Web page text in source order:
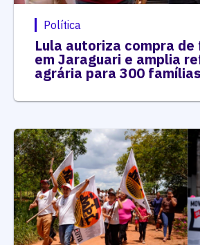
Política
Lula autoriza compra de
em Jaraguari e amplia
agrária para 300